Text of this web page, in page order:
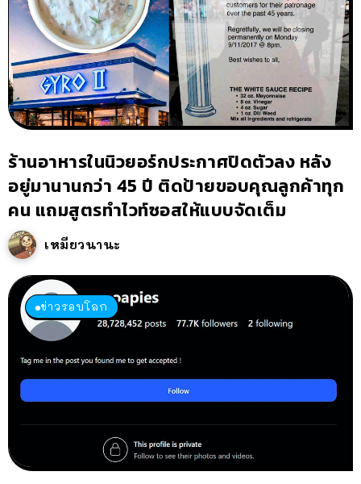
ร้านอาหารในนิวยอร์กประกาศปิดตัวลง หลัง
อยู่มานานกว่า 45 ปี ติดป้ายขอบคุณลูกค้าทุก
คน แถมสูตรทำไวท์ซอสให้แบบจัดเต็ม
เหมียวนานะ
ข่าวรอบโลก